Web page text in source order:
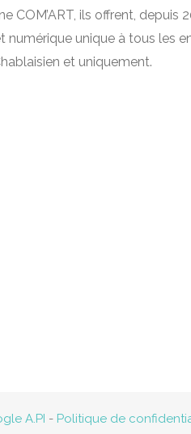
COM’ART, ils offrent, depuis
numérique unique à tous les
et uniquement.
A.PI - Politique de